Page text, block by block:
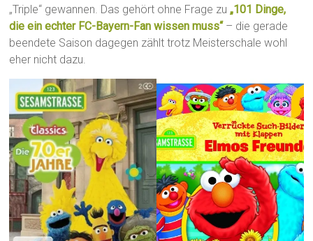
„Triple“ gewannen. Das gehört ohne Frage zu„101 Dinge,
die ein echter FC-Bayern-Fan wissen muss“– die gerade
beendete Saison dagegen zählt trotz Meisterschale wohl
eher nicht dazu.